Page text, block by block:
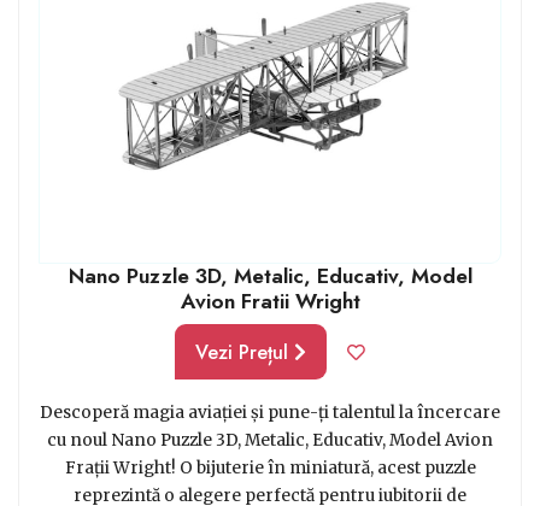
Nano Puzzle 3D, Metalic, Educativ, Model
Avion Fratii Wright
Vezi Prețul
Descoperă magia aviației și pune-ți talentul la încercare
cu noul Nano Puzzle 3D, Metalic, Educativ, Model Avion
Frații Wright! O bijuterie în miniatură, acest puzzle
reprezintă o alegere perfectă pentru iubitorii de